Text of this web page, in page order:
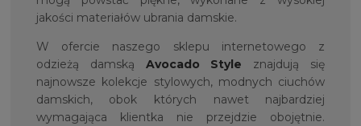
jakości materiałów ubrania damskie.
W ofercie naszego sklepu internetowego z
odzieżą damską Avocado Style znajdują się
najnowsze kolekcje stylowych, modnych ciuchów
damskich, obok których nawet najbardziej
wymagająca klientka nie przejdzie obojętnie.